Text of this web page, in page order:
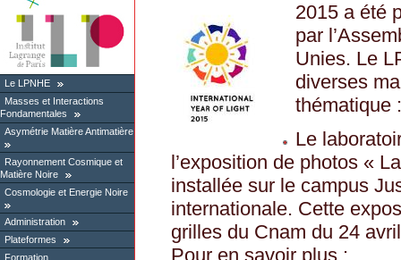
Le LPNHE
Masses et Interactions
Fondamentales
Asymétrie Matière Antimatière
Rayonnement Cosmique et
Matière Noire
Cosmologie et Energie Noire
Administration
Plateformes
Formation
2015 a été
par
Unies. Le
diverses
thématique :
Le
l’exposition de photos «
installée sur le campus
internationale. Cette
grilles du Cnam du 24
Pour en savoir plus :